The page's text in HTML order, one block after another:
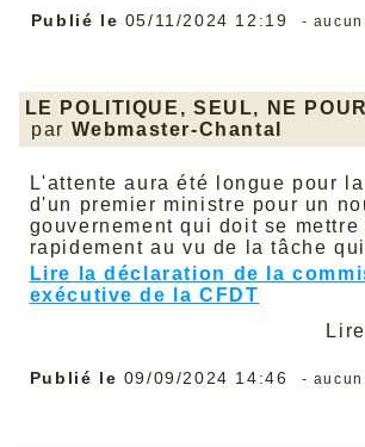
revendicatif.
Quiberon/
Publié le 05/11/2024 12:19 -
LE POLITIQUE, SEUL, NE
par Webmaster-Chantal
L'attente aura été longue pour
d'un premier ministre pour un
gouvernement qui doit se mettre
rapidement au vu de la tâche
Lire la déclaration de la
exécutive de la CFDT
Publié le 09/09/2024 14:46 -